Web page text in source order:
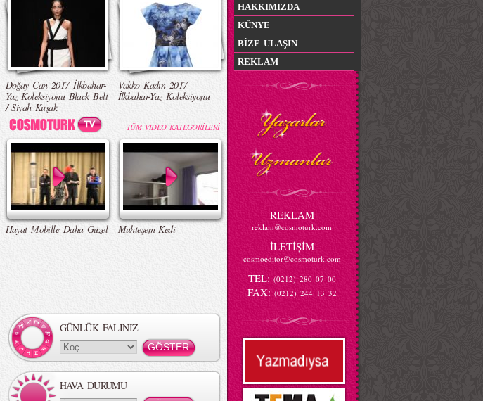
Doğay Can 2017 İlkbahar-
Yaz Koleksiyonu Black Belt
/ Siyah Kuşak
Vakko Kadın 2017
İlkbahar-Yaz Koleksiyonu
TÜM VIDEO KATEGORİLERİ
Hayat Mobille Daha Güzel Muhteşem Kedi
GÜNLÜK FALINIZ
HAVA DURUMU
HAKKIMIZDA
KÜNYE
BİZE ULAŞIN
REKLAM
REKLAM
reklam@cosmoturk.com
İLETİŞİM
cosmoeditor@cosmoturk.com
TEL: (0212) 280 07 00
FAX: (0212) 244 13 32